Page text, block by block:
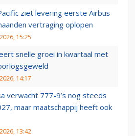
ziet levering eerste Airbus
vertraging oplopen
15:25
snelle groei in kwartaal met
14:17
verwacht 777-9’s nog steeds
maar maatschappij heeft ook
13:42